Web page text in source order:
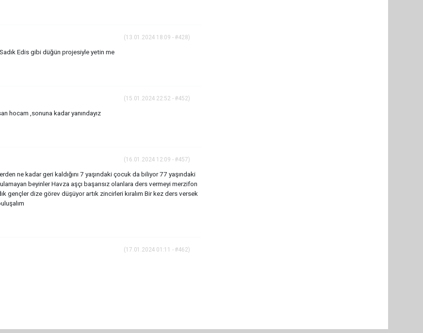
(13.01.2024 18:09 - #428)
Edis gibi düğün projesiyle yetin me
(15.01.2024 22:52 - #452)
hocam ,sonuna kadar yanındayız
(16.01.2024 12:09 - #457)
ne kadar geri kaldığını 7 yaşındaki çocuk da biliyor 77 yaşındaki
beyinler Havza aşçı başarısız olanlara ders vermeyi merzifon
gençler dize görev düşüyor artık zincirleri kıralım Bir kez ders versek
(17.01.2024 01:11 - #462)